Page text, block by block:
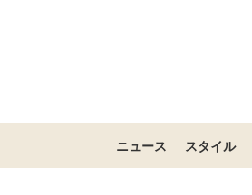
ニュース スタイル